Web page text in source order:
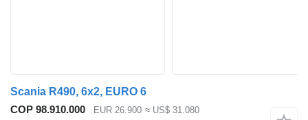
Scania R490, 6x2, EURO 6
COP 98.910.000
EUR 26.900 ≈ US$ 31.080